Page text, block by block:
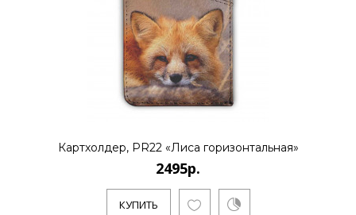
Картхолдер, PR22 «Лиса горизонтальная»
2495р.
КУПИТЬ